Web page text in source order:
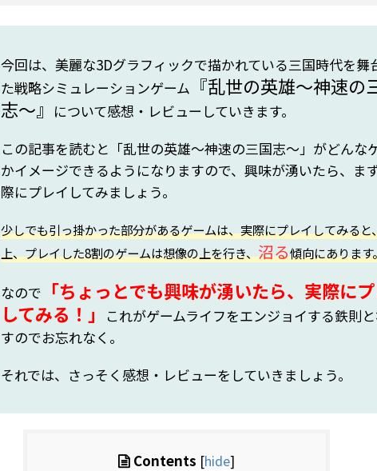
今回は、美麗な3Dグラフィックで描かれている三国時代を舞
た戦略シミュレーションゲーム 『乱世の英雄～神速の
志～』 について感想・レビューしていきます。
この記事を読むと「乱世の英雄～神速の三国志～」がどんな
かイメージできるようになりますので、興味が湧いたら、ま
際にプレイしてみましょう。
少しでも引っ掛かった部分があるゲームは、実際にプレイしてみると
上、プレイした8割のゲームは想像の上を行き、沼る傾向にあります
なので 「ちょっとでも興味が湧いたら、実際に
してみる！」
これがゲームライフをエンジョイする鉄則
すのでお忘れなく。
それでは、さっそく感想・レビューをしていきましょう。
Contents [hide]